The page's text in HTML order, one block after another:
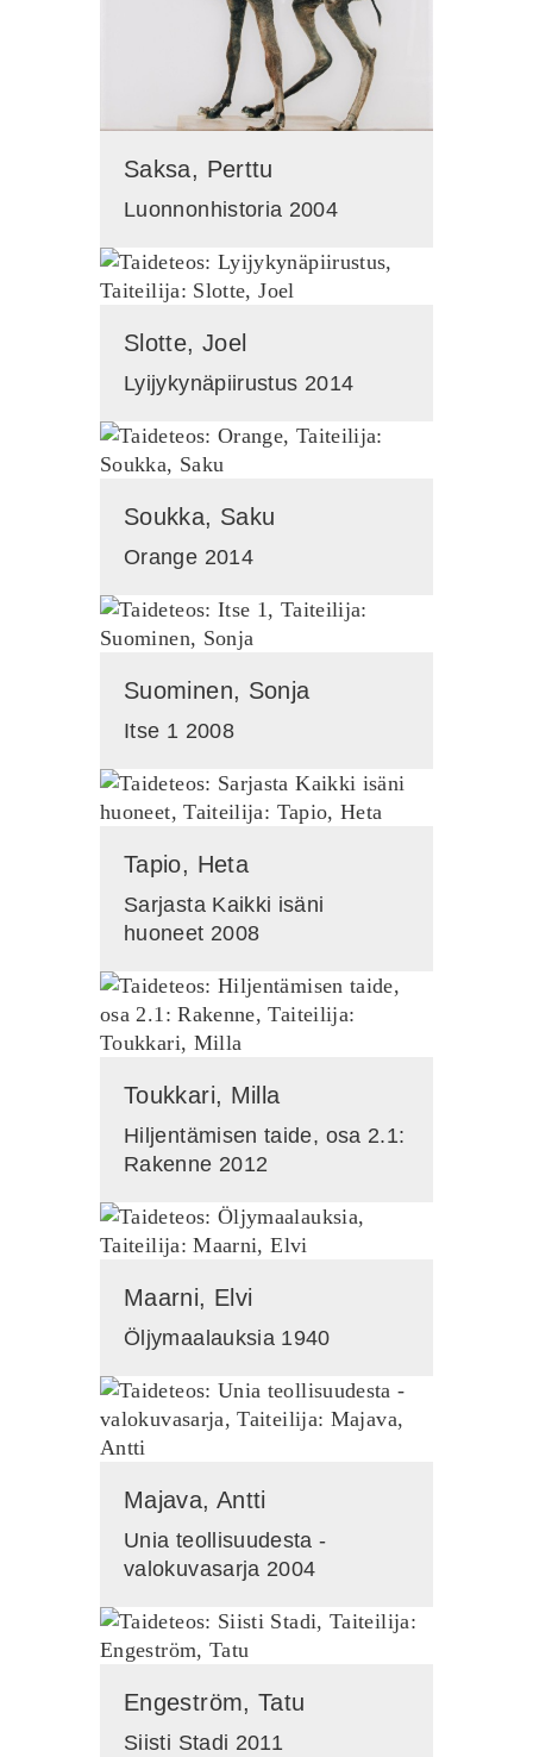
Saksa, Perttu
Luonnonhistoria 2004
Slotte, Joel
Lyijykynäpiirustus 2014
Soukka, Saku
Orange 2014
Suominen, Sonja
Itse 1 2008
Tapio, Heta
Sarjasta Kaikki isäni
huoneet 2008
Toukkari, Milla
Hiljentämisen taide, osa 2.1:
Rakenne 2012
Maarni, Elvi
Öljymaalauksia 1940
Majava, Antti
Unia teollisuudesta -
valokuvasarja 2004
Engeström, Tatu
Siisti Stadi 2011